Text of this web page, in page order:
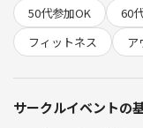
8:20 集合
8:25 ヨガ実施場所へ移動
8:30 クラス開始
8:20 集合
50代参加OK
60
フィットネス
ア
サークルイベントの